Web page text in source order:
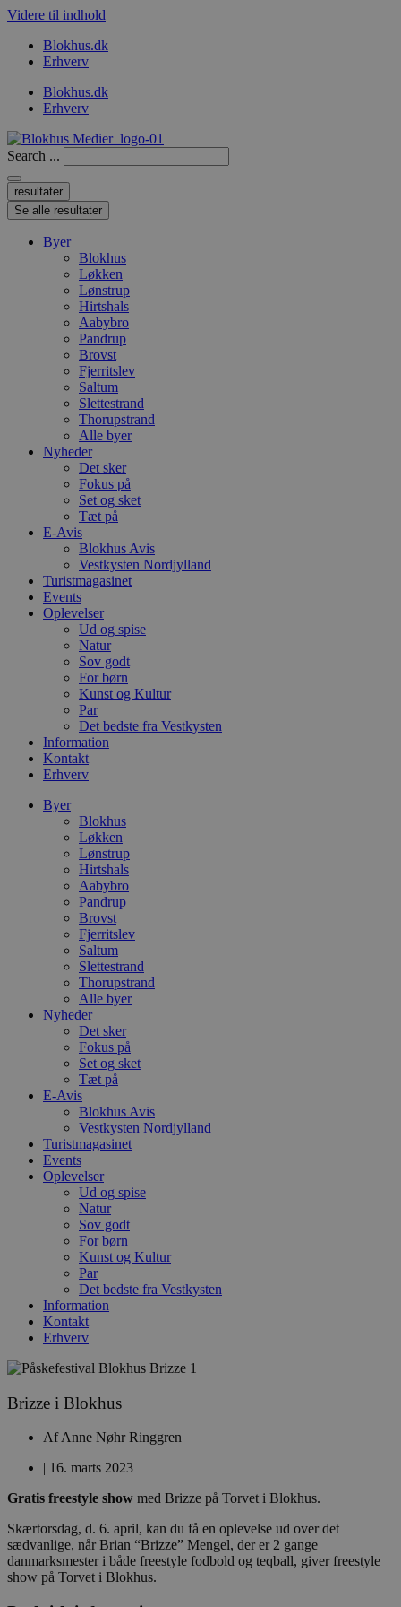
Videre til indhold
Blokhus.dk
Erhverv
Blokhus.dk
Erhverv
Search ...
resultater
Se alle resultater
Byer
Blokhus
Løkken
Lønstrup
Hirtshals
Aabybro
Pandrup
Brovst
Fjerritslev
Saltum
Slettestrand
Thorupstrand
Alle byer
Nyheder
Det sker
Fokus på
Set og sket
Tæt på
E-Avis
Blokhus Avis
Vestkysten Nordjylland
Turistmagasinet
Events
Oplevelser
Ud og spise
Natur
Sov godt
For børn
Kunst og Kultur
Par
Det bedste fra Vestkysten
Information
Kontakt
Erhverv
Byer
Blokhus
Løkken
Lønstrup
Hirtshals
Aabybro
Pandrup
Brovst
Fjerritslev
Saltum
Slettestrand
Thorupstrand
Alle byer
Nyheder
Det sker
Fokus på
Set og sket
Tæt på
E-Avis
Blokhus Avis
Vestkysten Nordjylland
Turistmagasinet
Events
Oplevelser
Ud og spise
Natur
Sov godt
For børn
Kunst og Kultur
Par
Det bedste fra Vestkysten
Information
Kontakt
Erhverv
Brizze i Blokhus
AfAnne Nøhr Ringgren
| 16. marts 2023
Gratis freestyle show med Brizze på Torvet i Blokhus.
Skærtorsdag, d. 6. april, kan du få en oplevelse ud over det
sædvanlige, når Brian “Brizze” Mengel, der er 2 gange
danmarksmester i både freestyle fodbold og teqball, giver freestyle
show på Torvet i Blokhus.